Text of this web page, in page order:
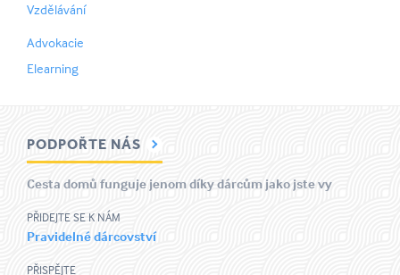
Vzdělávání
Advokacie
Elearning
PODPOŘTE NÁS
Cesta domů funguje jenom díky dárcům jako jste vy
PŘIDEJTE SE K NÁM
Pravidelné dárcovství
PŘISPĚJTE